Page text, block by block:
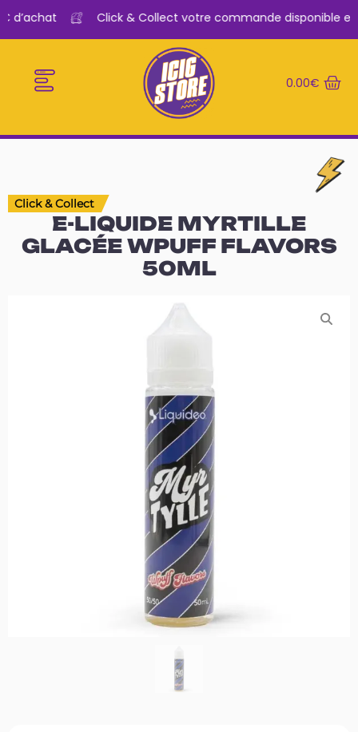
Click & Collect votre commande disponible en
0.00€
Click & Collect
E-LIQUIDE MYRTILLE
GLACÉE WPUFF FLAVORS
50ML